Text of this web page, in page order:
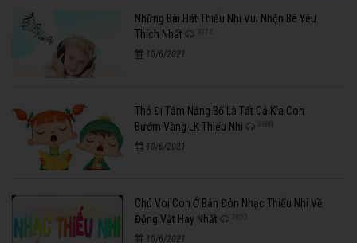
Những Bài Hát Thiếu Nhi Vui Nhộn Bé Yêu
Thích Nhất
3074
10/6/2021
Thỏ Đi Tắm Nắng Bố Là Tất Cả Kìa Con
Bướm Vàng LK Thiếu Nhi
3688
10/6/2021
Chú Voi Con Ở Bản Đôn Nhạc Thiếu Nhi Về
Động Vật Hay Nhất
2855
10/6/2021